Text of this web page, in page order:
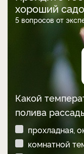
хороший
5 вопросов от
Какой
полива
прохладная,
комнатной